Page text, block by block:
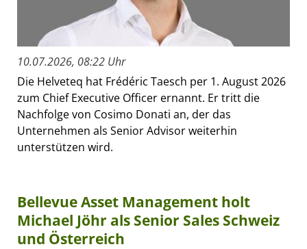
10.07.2026, 08:22 Uhr
Die Helveteq hat Frédéric Taesch per 1. August 2026
zum Chief Executive Officer ernannt. Er tritt die
Nachfolge von Cosimo Donati an, der das
Unternehmen als Senior Advisor weiterhin
unterstützen wird.
Bellevue Asset Management holt
Michael Jöhr als Senior Sales Schweiz
und Österreich